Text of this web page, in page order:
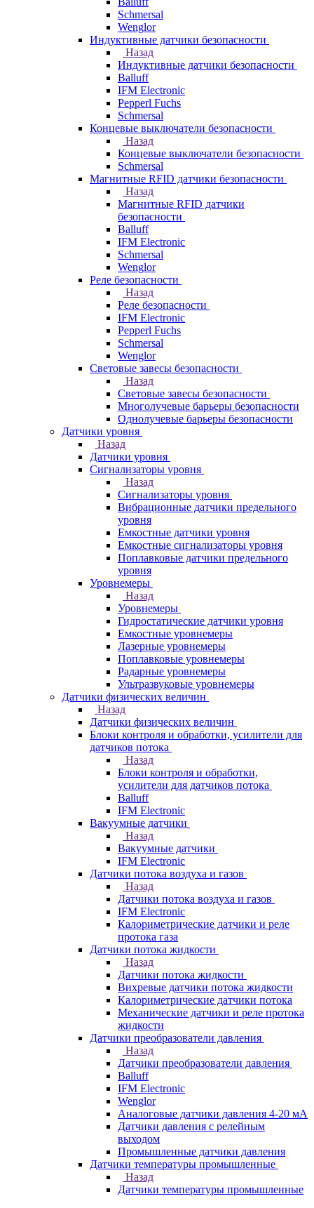
Schmersal
Wenglor
Индуктивные датчики безопасности
Назад
Индуктивные датчики безопасности
Balluff
IFM Electronic
Pepperl Fuchs
Schmersal
Концевые выключатели безопасности
Назад
Концевые выключатели безопасности
Schmersal
Магнитные RFID датчики безопасности
Назад
Магнитные RFID датчики
безопасности
Balluff
IFM Electronic
Schmersal
Wenglor
Реле безопасности
Назад
Реле безопасности
IFM Electronic
Pepperl Fuchs
Schmersal
Wenglor
Световые завесы безопасности
Назад
Световые завесы безопасности
Многолучевые барьеры безопасности
Однолучевые барьеры безопасности
Датчики уровня
Назад
Датчики уровня
Сигнализаторы уровня
Назад
Сигнализаторы уровня
Вибрационные датчики предельного
уровня
Емкостные датчики уровня
Емкостные сигнализаторы уровня
Поплавковые датчики предельного
уровня
Уровнемеры
Назад
Уровнемеры
Гидростатические датчики уровня
Емкостные уровнемеры
Лазерные уровнемеры
Поплавковые уровнемеры
Радарные уровнемеры
Ультразвуковые уровнемеры
Датчики физических величин
Назад
Датчики физических величин
Блоки контроля и обработки, усилители для
датчиков потока
Назад
Блоки контроля и обработки,
усилители для датчиков потока
Balluff
IFM Electronic
Вакуумные датчики
Назад
Вакуумные датчики
IFM Electronic
Датчики потока воздуха и газов
Назад
Датчики потока воздуха и газов
IFM Electronic
Калориметрические датчики и реле
протока газа
Датчики потока жидкости
Назад
Датчики потока жидкости
Вихревые датчики потока жидкости
Калориметрические датчики потока
Механические датчики и реле протока
жидкости
Датчики преобразователи давления
Назад
Датчики преобразователи давления
Balluff
IFM Electronic
Wenglor
Аналоговые датчики давления 4-20 мА
Датчики давления с релейным
выходом
Промышленные датчики давления
Датчики температуры промышленные
Назад
Датчики температуры промышленные